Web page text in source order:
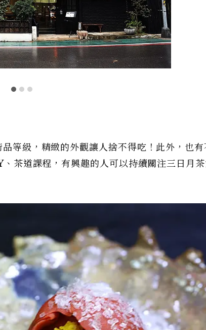
等級，精緻的外觀讓人捨不得吃！此外，也
茶道課程，有興趣的人可以持續關注三日月